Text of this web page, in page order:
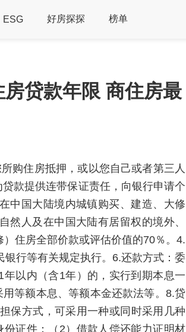
ESG 好房探探 榜单
贷款年限 商住房最
购住房抵押，或以您自己或者第三人
款提供连带保证责任，向银行申请个
中国大陆境内城镇购买、建造、大修
然人及在中国大陆有居留权的境外、
住房全部价款或评估价值的70％。4.
行等有关规定执行。6.还款方式：委
以内（含1年）的，实行到期本息一
等额本息、等额本金还款法等。8.贷
保方式，可采用一种或同时采用几种
证件；（2）借款人偿还能力证明材